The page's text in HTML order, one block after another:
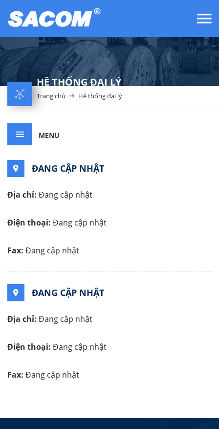
HỆ THỐNG ĐẠI LÝ
Trang chủ Hệ thống đại lý
MENU
ĐANG CẬP NHẬT
Địa chỉ: Đang cập nhật
Điện thoại: Đang cập nhật
Fax: Đang cập nhật
ĐANG CẬP NHẬT
Địa chỉ: Đang cập nhật
Điện thoại: Đang cập nhật
Fax: Đang cập nhật